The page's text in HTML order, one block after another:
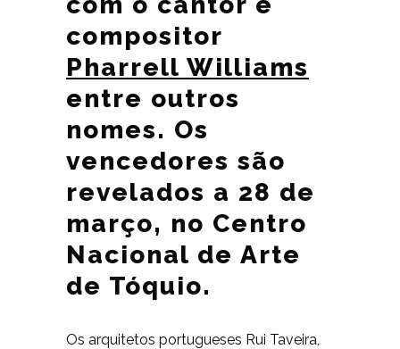
compositor
Pharrell Williams
entre outros
nomes. Os
vencedores são
revelados a 28 de
março, no Centro
Nacional de Arte
de Tóquio.
Os arquitetos portugueses Rui Taveira,